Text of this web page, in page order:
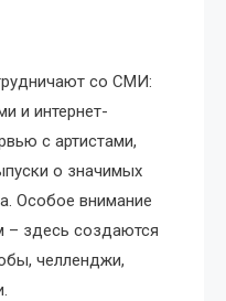
со СМИ:
и интернет-
с артистами,
о значимых
Особое внимание
– здесь создаются
челленджи,